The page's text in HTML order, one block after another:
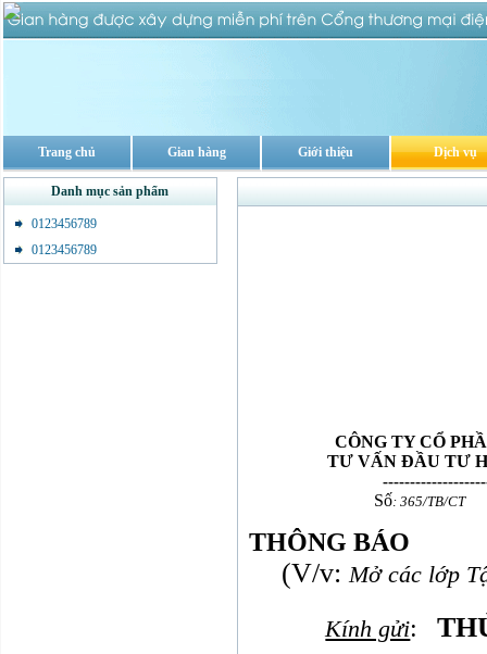
Trang chủ Gian hàng Giới thiệu Dịch vụ
Danh mục sản phẩm
0123456789
0123456789
CÔNG TY CỔ
TƯ VẤN ĐẦU TƯ
Số: 365/TB/CT
THÔNG BÁO
(V/v:Mở các lớp
Kính gửi:TH